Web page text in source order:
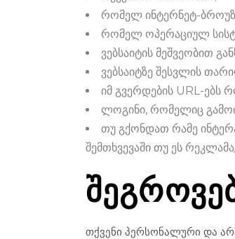
რომელ ინტერნეტ-
რომელ ოპერაციულ
ვებსაიტის მეშვეობით
ვებსაიტზე შესვლის
იმ გვერდების URL-ებს
ლოგინი, რომელიც
თუ გქონდათ რამე
შემთხვევაში თუ ეს
თქვენი პერსონალური და